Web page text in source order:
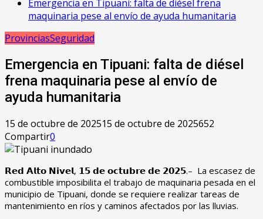
Emergencia en Tipuani: falta de diésel frena
maquinaria pese al envío de ayuda humanitaria
ProvinciasSeguridad
Emergencia en Tipuani: falta de diésel
frena maquinaria pese al envío de
ayuda humanitaria
15 de octubre de 202515 de octubre de 2025652
Compartir0
𝗥𝗲𝗱 𝗔𝗹𝘁𝗼 𝗡𝗶𝘃𝗲𝗹, 𝟭𝟱 𝗱𝗲 𝗼𝗰𝘁𝘂𝗯𝗿𝗲 𝗱𝗲 𝟮𝟬𝟮𝟱.– La escasez de
combustible imposibilita el trabajo de maquinaria pesada en el
municipio de Tipuani, donde se requiere realizar tareas de
mantenimiento en ríos y caminos afectados por las lluvias.